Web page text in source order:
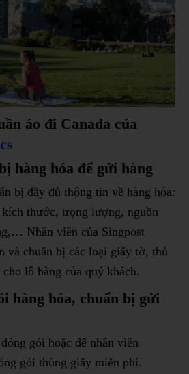
áo đi Canada của
hàng hóa để gửi hàng
bị đầy đủ thông tin về hàng hóa:
thước, trọng lượng, nguồn
Nhân viên của Singpost
và chuẩn bị các loại giấy tờ, thủ
lô hàng của quý khách.
hàng hóa, chuẩn bị gửi
gói hoặc để nhân viên
gói thùng giấy miễn phí.